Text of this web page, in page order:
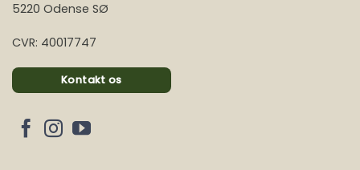
5220 Odense SØ
CVR: 40017747
Kontakt os